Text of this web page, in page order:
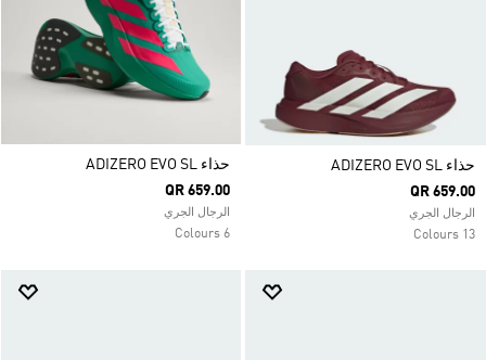
حذاء ADIZERO EVO SL
QR 659.00
الرجال الجري
13 Colours
حذاء ADIZERO EVO SL
QR 659.00
الرجال الجري
6 Colours